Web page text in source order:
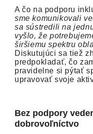
A čo na podporu
sme komunikovali
sa sústredili na
vyšlo, že
širšiemu spektru
Diskutujúci sa tiež
predpokladať, čo
pravidelne si pýtať
upravovať svoje
Bez podpory
dobrovoľníctvo